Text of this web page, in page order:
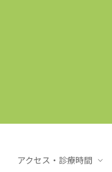
アクセス・診療時間